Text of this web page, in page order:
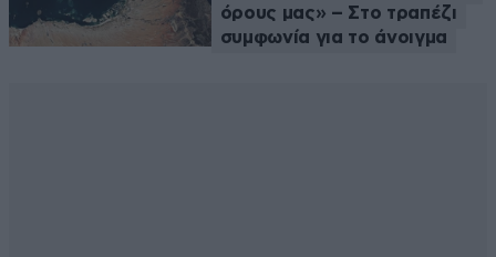
όρους μας» – Στο τραπέζι
συμφωνία για το άνοιγμα